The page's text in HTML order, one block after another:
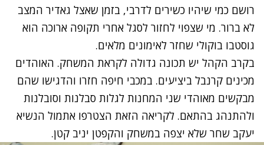
רושם כמי שיהיו כשירים לדרבי, בזמן שאצל גאדיר המצב
לא ברור. מי שצפוי לחזור לסגל אחרי תקופה ארוכה הוא
גוסטבו בוקולי שחזר לאימונים מלאים.
בקרב הקהל יש תכונה גדולה לקראת המשחק. האוהדים
מכינים קרנבל ביציעים. במכבי חיפה חזרו והדגישו שהם
מבקשים מאוהדי שני המחנות לגלות סבלנות וסובלנות
ולהתנהג בהתאם. לקריאה הזאת הצטרפו אתמול הנשיא
יעקב שחר שלא יצפה במשחק והקפטן יניב קטן.